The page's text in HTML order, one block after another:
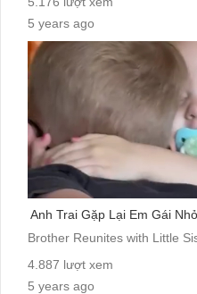
5 years ago
cc:
Anh Trai Gặp Lại Em Gái
Brother Reunites with Little
4.887 lượt xem
5 years ago